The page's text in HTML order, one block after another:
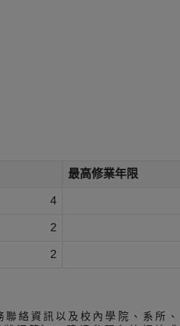
最高修業年限
4
2
2
絡資訊以及校內學院、系所